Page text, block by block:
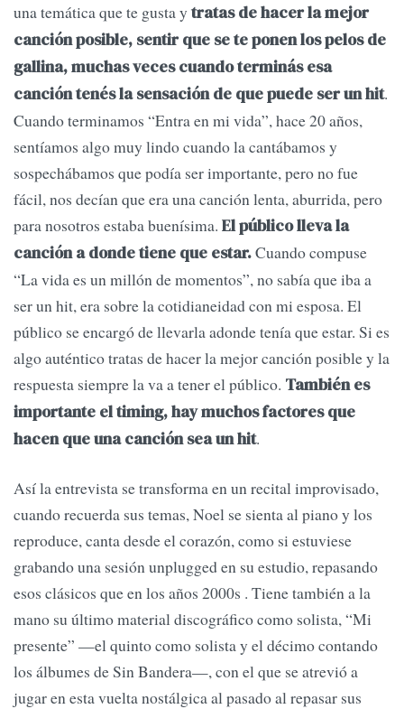
una temática que te gusta y tratas de hacer la mejor
canción posible, sentir que se te ponen los pelos de
gallina, muchas veces cuando terminás esa
canción tenés la sensación de que puede ser un hit.
Cuando terminamos “Entra en mi vida”, hace 20 años,
sentíamos algo muy lindo cuando la cantábamos y
sospechábamos que podía ser importante, pero no fue
fácil, nos decían que era una canción lenta, aburrida, pero
para nosotros estaba buenísima. El público lleva la
canción a donde tiene que estar.Cuando compuse
“La vida es un millón de momentos”, no sabía que iba a
ser un hit, era sobre la cotidianeidad con mi esposa. El
público se encargó de llevarla adonde tenía que estar. Si es
algo auténtico tratas de hacer la mejor canción posible y la
respuesta siempre la va a tener el público. También es
importante el timing, hay muchos factores que
hacen que una canción sea un hit.
Así la entrevista se transforma en un recital improvisado,
cuando recuerda sus temas, Noel se sienta al piano y los
reproduce, canta desde el corazón, como si estuviese
grabando una sesión unplugged en su estudio, repasando
esos clásicos que en los años 2000s . Tiene también a la
mano su último material discográfico como solista, “Mi
presente” —el quinto como solista y el décimo contando
los álbumes de Sin Bandera—, con el que se atrevió a
jugar en esta vuelta nostálgica al pasado al repasar sus